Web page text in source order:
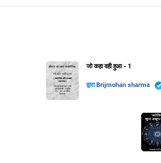
जो कहा वही हुआ - 1
द्वारा Brijmohan sharma